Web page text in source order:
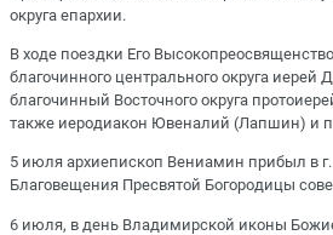
округа епархии.
В ходе поездки Его
благочинного центрального округа
благочинный Восточного округа
также иеродиакон Ювеналий (Лапшин) и
5 июля архиепископ Вениамин прибыл в г.
Благовещения Пресвятой Богородицы
6 июля, в день Владимирской иконы